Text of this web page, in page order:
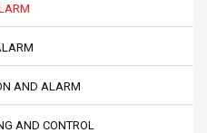
AND ALARM
AND CONTROL